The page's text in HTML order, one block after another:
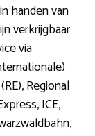
handen van
verkrijgbaar
via
Regional
ICE,